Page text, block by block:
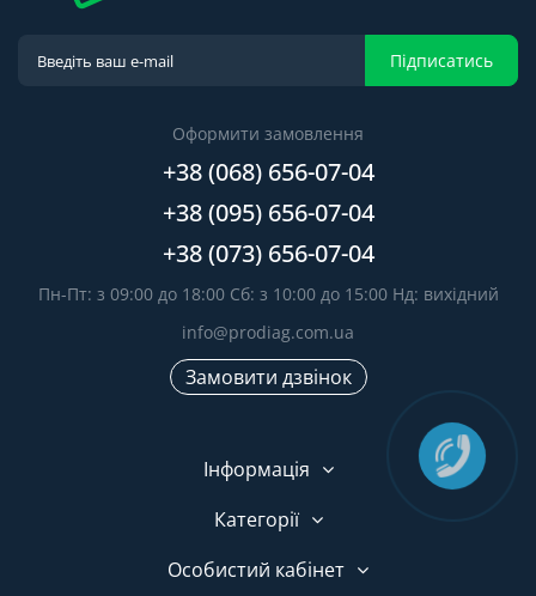
Підписатись
Оформити замовлення
+38 (068) 656-07-04
+38 (095) 656-07-04
+38 (073) 656-07-04
Пн-Пт: з 09:00 до 18:00 Сб: з 10:00 до 15:00 Нд: вихідний
info@prodiag.com.ua
Замовити дзвінок
Інформація
Категорії
Особистий кабінет